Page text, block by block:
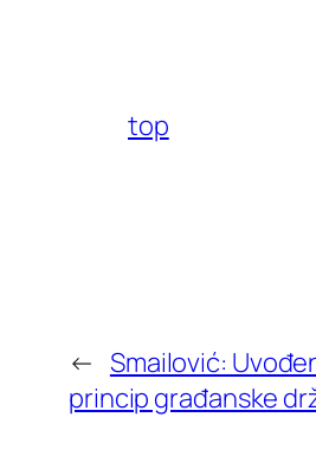
top
← Smailović:
princip građanske